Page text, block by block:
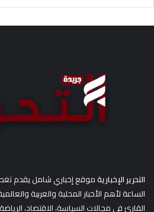
التحرير الإخباريةموقع إخباري شامل يقدم
الساعة لأهم الأخبار المحلية والعربية
القارئ في مجالات السياسة، الاقتصاد،